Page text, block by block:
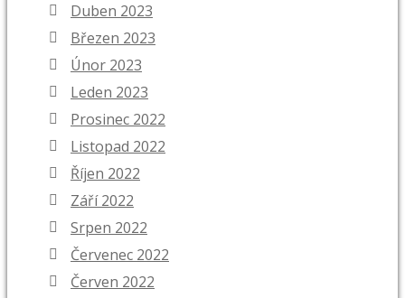
Duben 2023
Březen 2023
Únor 2023
Leden 2023
Prosinec 2022
Listopad 2022
Říjen 2022
Září 2022
Srpen 2022
Červenec 2022
Červen 2022